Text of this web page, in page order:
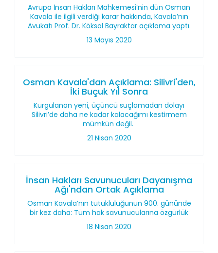
Avrupa İnsan Hakları Mahkemesi’nin dün Osman
Kavala ile ilgili verdiği karar hakkında, Kavala’nın
Avukatı Prof. Dr. Köksal Bayraktar açıklama yaptı.
13 Mayıs 2020
Osman Kavala'dan Açıklama: Silivri'den,
İki Buçuk Yıl Sonra
Kurgulanan yeni, üçüncü suçlamadan dolayı
Silivri’de daha ne kadar kalacağımı kestirmem
mümkün değil.
21 Nisan 2020
İnsan Hakları Savunucuları Dayanışma
Ağı'ndan Ortak Açıklama
Osman Kavala’nın tutukluluğunun 900. gününde
bir kez daha: Tüm hak savunucularına özgürlük
18 Nisan 2020